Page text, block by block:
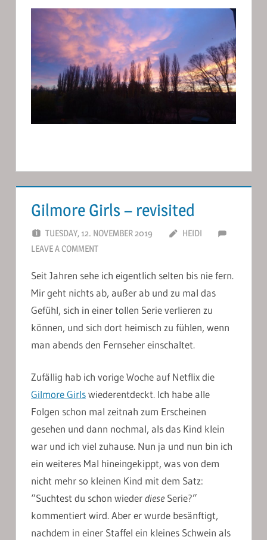
Gilmore Girls – revisited
TUESDAY, 12. NOVEMBER 2019
HEIDI
LEAVE A COMMENT
Seit Jahren sehe ich eigentlich selten bis nie fern.
Mir geht nichts ab, außer ab und zu mal das
Gefühl, sich in einer tollen Serie verlieren zu
können, und sich dort heimisch zu fühlen, wenn
man abends den Fernseher einschaltet.
Zufällig hab ich vorige Woche auf Netflix die
Gilmore Girlswiederentdeckt. Ich habe alle
Folgen schon mal zeitnah zum Erscheinen
gesehen und dann nochmal, als das Kind klein
war und ich viel zuhause. Nun ja und nun bin ich
ein weiteres Mal hineingekippt, was von dem
nicht mehr so kleinen Kind mit dem Satz:
“Suchtest du schon wiederdieseSerie?”
kommentiert wird. Aber er wurde besänftigt,
nachdem in einer Staffel ein kleines Schwein als